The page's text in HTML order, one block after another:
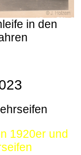
in den
1920er und